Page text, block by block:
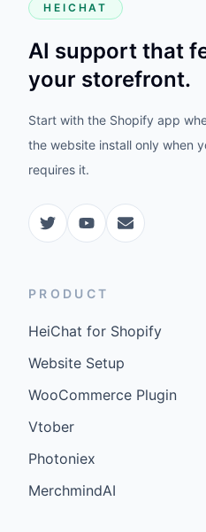
HEICHAT
AI support that
your storefront.
Start with the Shopify app
the website install only when
requires it.
PRODUCT
HeiChat for Shopify
Website Setup
WooCommerce Plugin
Vtober
Photoniex
MerchmindAI